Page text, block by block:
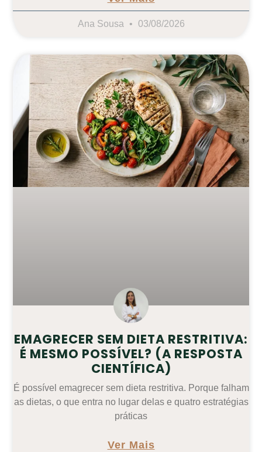
Ana Sousa 03/08/2026
EMAGRECER SEM DIETA RESTRITIVA:
É MESMO POSSÍVEL? (A RESPOSTA
CIENTÍFICA)
É possível emagrecer sem dieta restritiva. Porque falham
as dietas, o que entra no lugar delas e quatro estratégias
práticas
Ver Mais